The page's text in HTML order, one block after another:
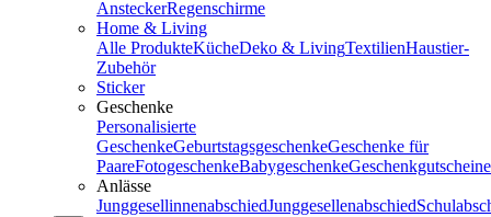
AnsteckerRegenschirme
Home & Living
Alle ProdukteKücheDeko & LivingTextilienHaustier-
Zubehör
Sticker
Geschenke
Personalisierte
GeschenkeGeburtstagsgeschenkeGeschenke für
PaareFotogeschenkeBabygeschenkeGeschenkgutscheine
Anlässe
JunggesellinnenabschiedJunggesellenabschied